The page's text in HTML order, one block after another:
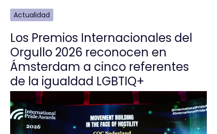
Actualidad
Los Premios Internacionales del
Orgullo 2026 reconocen en
Ámsterdam a cinco referentes
de la igualdad LGBTIQ+